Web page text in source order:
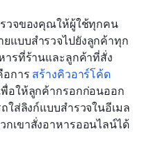
รวจของคุณให้ผู้ใช้ทุกคน
แบบสำรวจไปยังลูกค้าทุก
รที่ร้านและลูกค้าที่สั่ง
การ สร้างคิวอาร์โค้ด
อให้ลูกค้ากรอกก่อนออก
ส่ลิงก์แบบสำรวจในอีเมล
เขาสั่งอาหารออนไลน์ได้